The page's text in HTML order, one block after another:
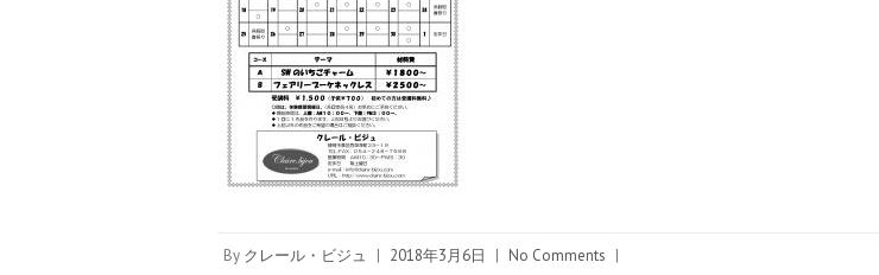
By クレール・ビジュ | 2018年3月6日 | No Comments |